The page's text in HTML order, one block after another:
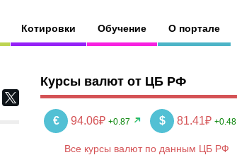
Котировки Обучение О портале
Курсы валют от ЦБ РФ
€ 94.06₽ +0.87 $ 81.41₽ +0.48
Все курсы валют по данным ЦБ РФ